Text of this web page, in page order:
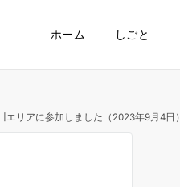
ホーム しごと
リアに参加しました（2023年9月4日）